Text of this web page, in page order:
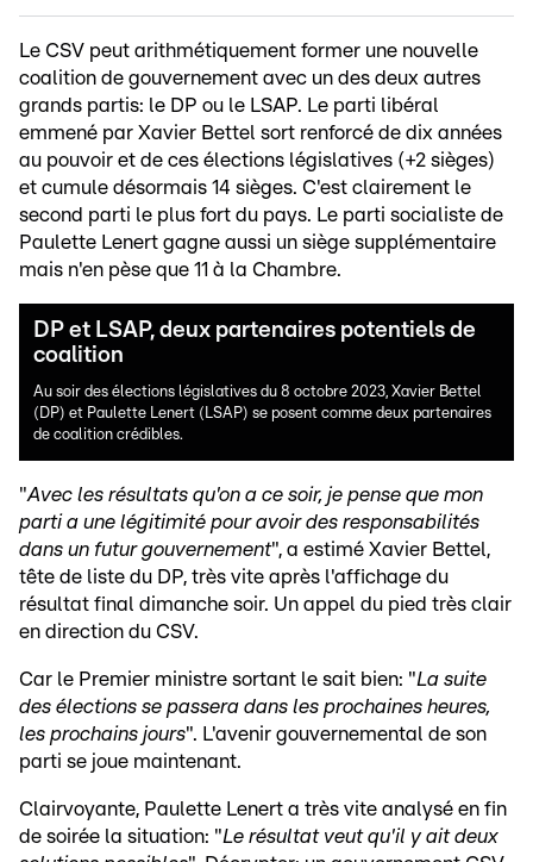
Le CSV peut arithmétiquement former une nouvelle
coalition de gouvernement avec un des deux autres
grands partis: le DP ou le LSAP. Le parti libéral
emmené par Xavier Bettel sort renforcé de dix années
au pouvoir et de ces élections législatives (+2 sièges)
et cumule désormais 14 sièges. C'est clairement le
second parti le plus fort du pays. Le parti socialiste de
Paulette Lenert gagne aussi un siège supplémentaire
mais n'en pèse que 11 à la Chambre.
DP et LSAP, deux partenaires potentiels de
coalition
Au soir des élections législatives du 8 octobre 2023, Xavier Bettel
(DP) et Paulette Lenert (LSAP) se posent comme deux partenaires
de coalition crédibles.
"Avec les résultats qu'on a ce soir, je pense que mon
parti a une légitimité pour avoir des responsabilités
dans un futur gouvernement", a estimé Xavier Bettel,
tête de liste du DP, très vite après l'affichage du
résultat final dimanche soir. Un appel du pied très clair
en direction du CSV.
Car le Premier ministre sortant le sait bien: "La suite
des élections se passera dans les prochaines heures,
les prochains jours". L'avenir gouvernemental de son
parti se joue maintenant.
Clairvoyante, Paulette Lenert a très vite analysé en fin
de soirée la situation: "Le résultat veut qu'il y ait deux